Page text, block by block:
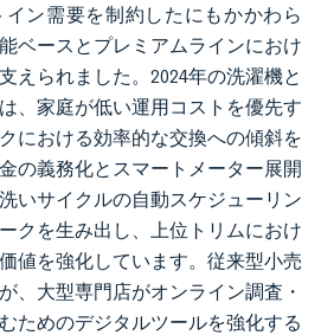
ン需要を制約したにもかかわら
ベースとプレミアムラインにおけ
えられました。2024年の洗濯機と
、家庭が低い運用コストを優先す
における効率的な交換への傾斜を
の義務化とスマートメーター展開
いサイクルの自動スケジューリン
クを生み出し、上位トリムにおけ
値を強化しています。従来型小売
、大型専門店がオンライン調査・
ためのデジタルツールを強化する